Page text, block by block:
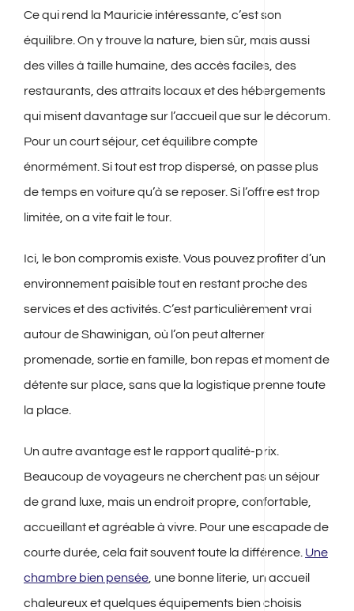
Ce qui rend la Mauricie intéressante, c’est son
équilibre. On y trouve la nature, bien sûr, mais aussi
des villes à taille humaine, des accès faciles, des
restaurants, des attraits locaux et des hébergements
qui misent davantage sur l’accueil que sur le décorum.
Pour un court séjour, cet équilibre compte
énormément. Si tout est trop dispersé, on passe plus
de temps en voiture qu’à se reposer. Si l’offre est trop
limitée, on a vite fait le tour.
Ici, le bon compromis existe. Vous pouvez profiter d’un
environnement paisible tout en restant proche des
services et des activités. C’est particulièrement vrai
autour de Shawinigan, où l’on peut alterner
promenade, sortie en famille, bon repas et moment de
détente sur place, sans que la logistique prenne toute
la place.
Un autre avantage est le rapport qualité-prix.
Beaucoup de voyageurs ne cherchent pas un séjour
de grand luxe, mais un endroit propre, confortable,
accueillant et agréable à vivre. Pour une escapade de
courte durée, cela fait souvent toute la différence. Une
chambre bien pensée , une bonne literie, un accueil
chaleureux et quelques équipements bien choisis